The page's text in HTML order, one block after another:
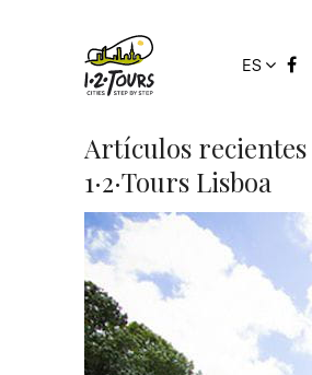
ES
Artículos recientes
1·2·Tours Lisboa